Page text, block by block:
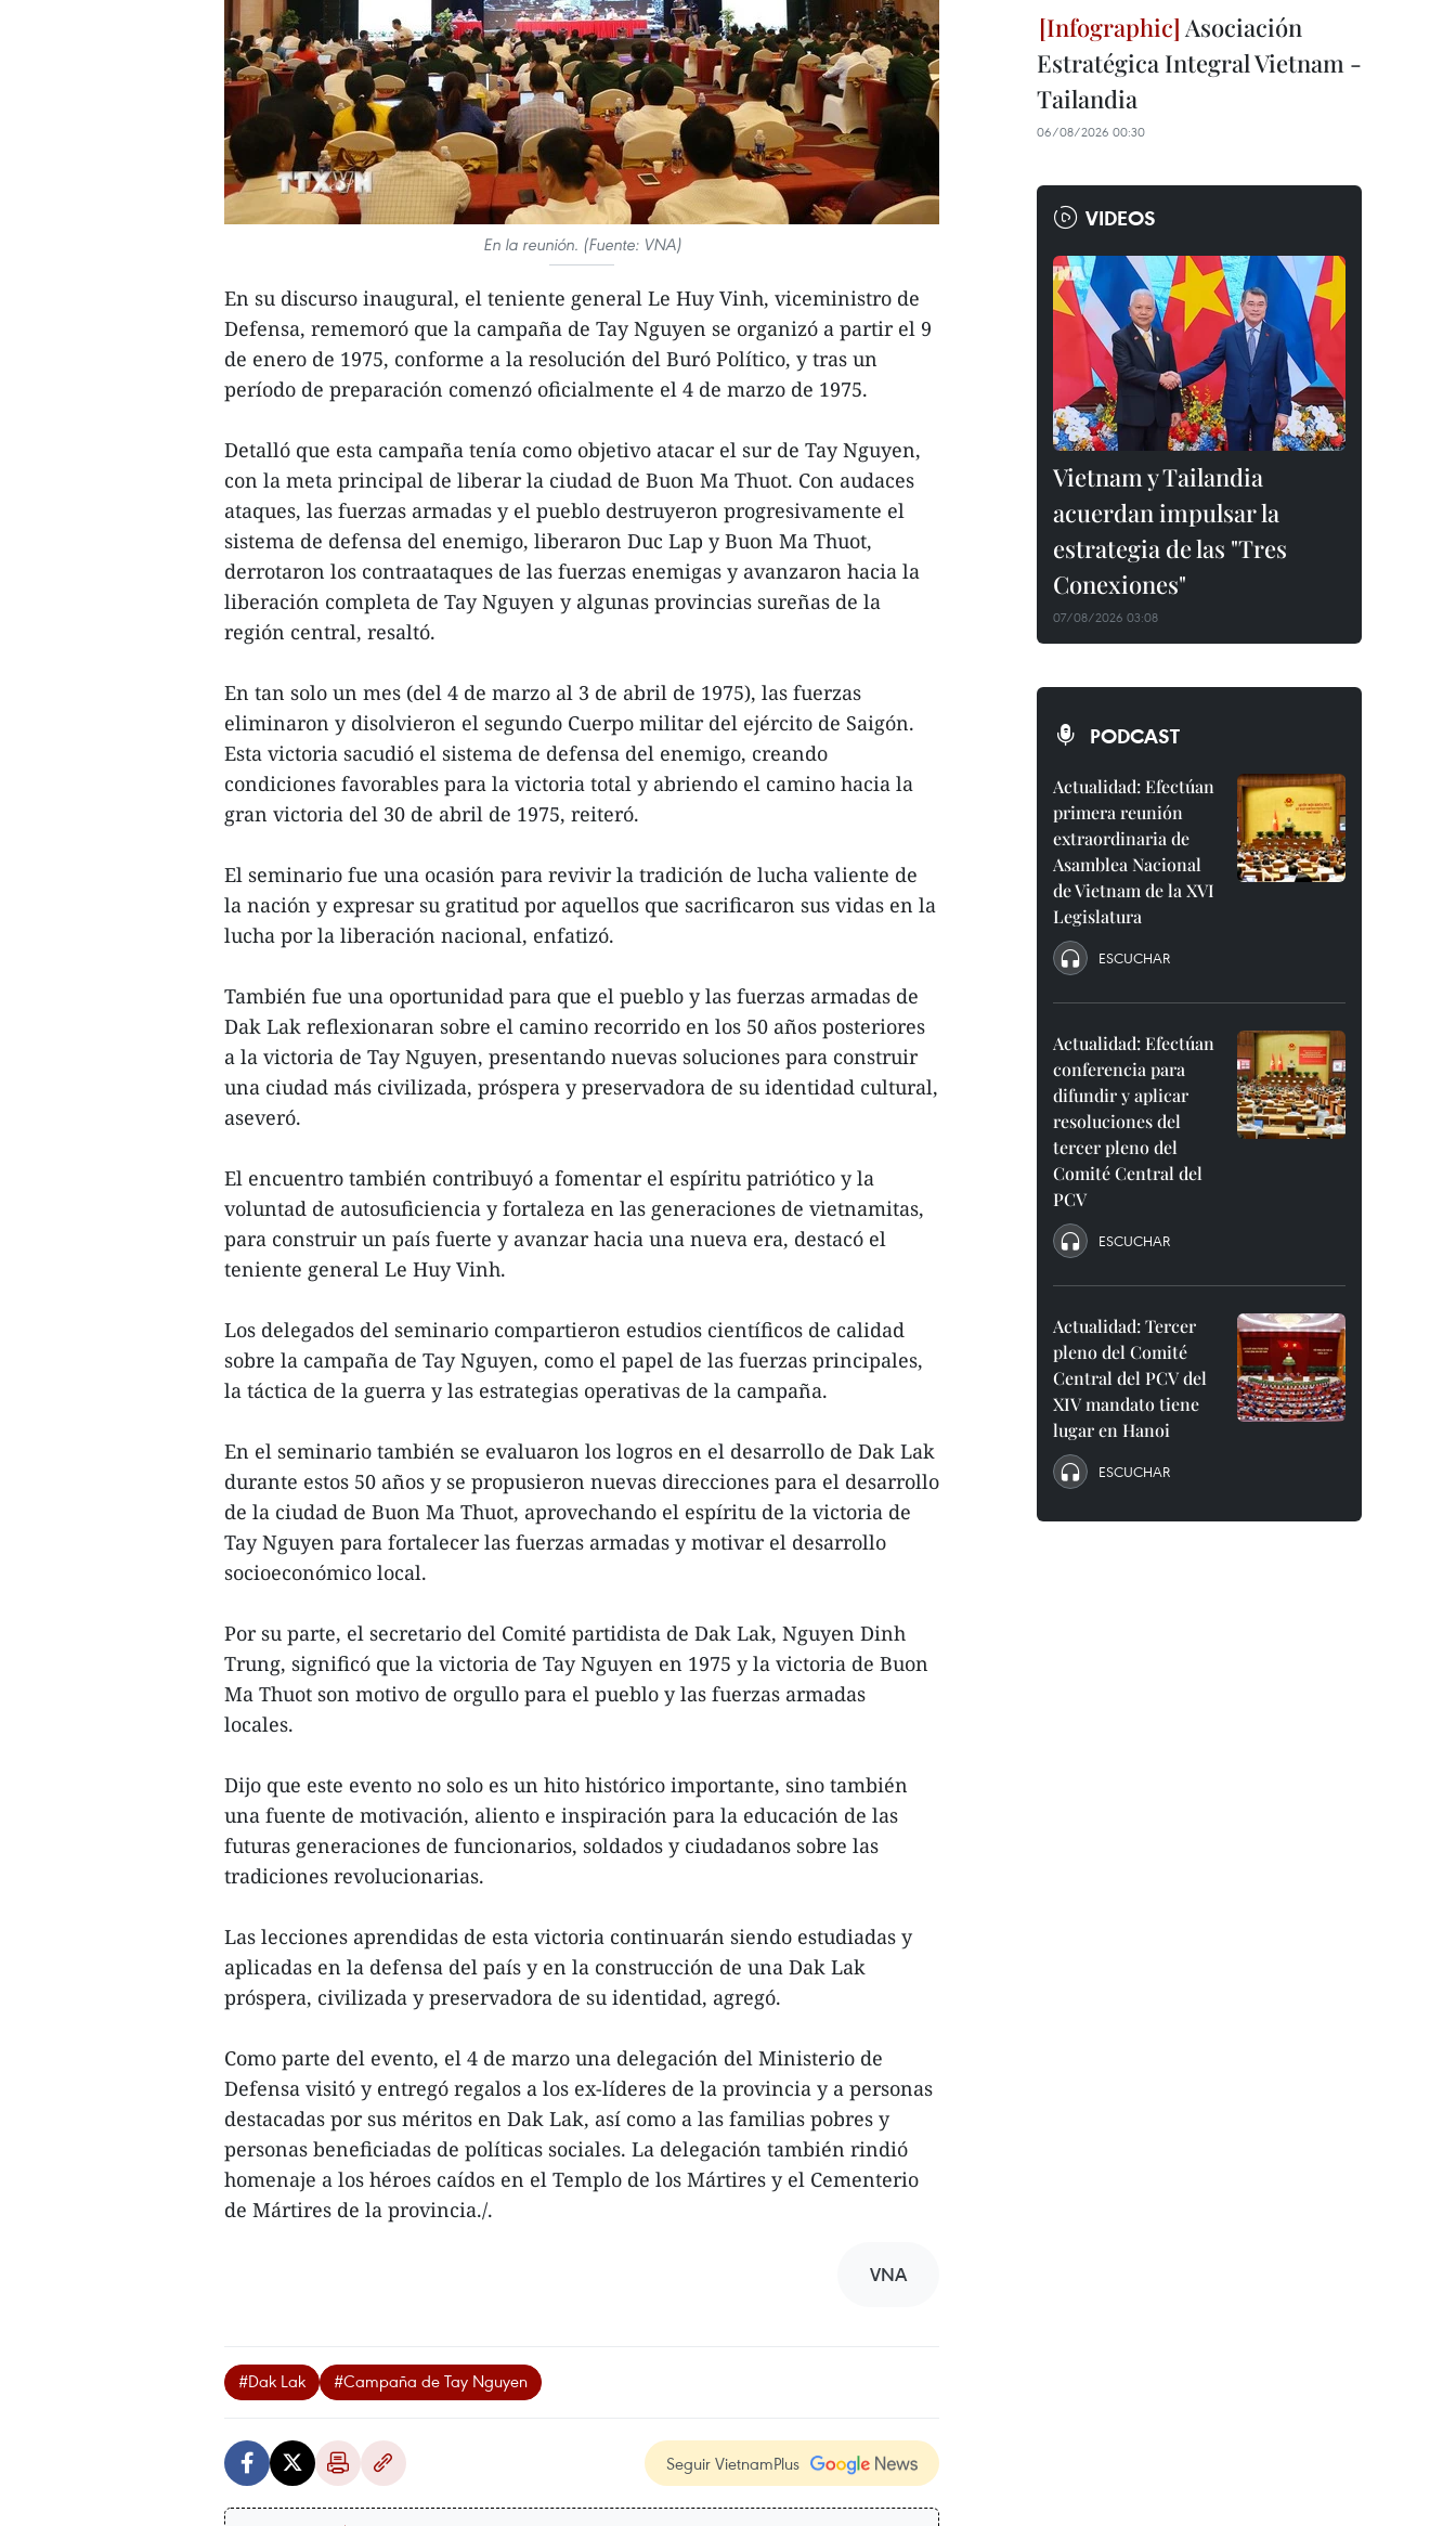
En la reunión. (Fuente: VNA)
En su discurso inaugural, el teniente general Le Huy Vinh, viceministro de
Defensa, rememoró que la campaña de Tay Nguyen se organizó a partir el 9
de enero de 1975, conforme a la resolución del Buró Político, y tras un
período de preparación comenzó oficialmente el 4 de marzo de 1975.
Detalló que esta campaña tenía como objetivo atacar el sur de Tay Nguyen,
con la meta principal de liberar la ciudad de Buon Ma Thuot. Con audaces
ataques, las fuerzas armadas y el pueblo destruyeron progresivamente el
sistema de defensa del enemigo, liberaron Duc Lap y Buon Ma Thuot,
derrotaron los contraataques de las fuerzas enemigas y avanzaron hacia la
liberación completa de Tay Nguyen y algunas provincias sureñas de la
región central, resaltó.
En tan solo un mes (del 4 de marzo al 3 de abril de 1975), las fuerzas
eliminaron y disolvieron el segundo Cuerpo militar del ejército de Saigón.
Esta victoria sacudió el sistema de defensa del enemigo, creando
condiciones favorables para la victoria total y abriendo el camino hacia la
gran victoria del 30 de abril de 1975, reiteró.
El seminario fue una ocasión para revivir la tradición de lucha valiente de
la nación y expresar su gratitud por aquellos que sacrificaron sus vidas en la
lucha por la liberación nacional, enfatizó.
También fue una oportunidad para que el pueblo y las fuerzas armadas de
Dak Lak reflexionaran sobre el camino recorrido en los 50 años posteriores
a la victoria de Tay Nguyen, presentando nuevas soluciones para construir
una ciudad más civilizada, próspera y preservadora de su identidad cultural,
aseveró.
El encuentro también contribuyó a fomentar el espíritu patriótico y la
voluntad de autosuficiencia y fortaleza en las generaciones de vietnamitas,
para construir un país fuerte y avanzar hacia una nueva era, destacó el
teniente general Le Huy Vinh.
Los delegados del seminario compartieron estudios científicos de calidad
sobre la campaña de Tay Nguyen, como el papel de las fuerzas principales,
la táctica de la guerra y las estrategias operativas de la campaña.
En el seminario también se evaluaron los logros en el desarrollo de Dak Lak
durante estos 50 años y se propusieron nuevas direcciones para el desarrollo
de la ciudad de Buon Ma Thuot, aprovechando el espíritu de la victoria de
Tay Nguyen para fortalecer las fuerzas armadas y motivar el desarrollo
socioeconómico local.
Por su parte, el secretario del Comité partidista de Dak Lak, Nguyen Dinh
Trung, significó que la victoria de Tay Nguyen en 1975 y la victoria de Buon
Ma Thuot son motivo de orgullo para el pueblo y las fuerzas armadas
locales.
Dijo que este evento no solo es un hito histórico importante, sino también
una fuente de motivación, aliento e inspiración para la educación de las
futuras generaciones de funcionarios, soldados y ciudadanos sobre las
tradiciones revolucionarias.
Las lecciones aprendidas de esta victoria continuarán siendo estudiadas y
aplicadas en la defensa del país y en la construcción de una Dak Lak
próspera, civilizada y preservadora de su identidad, agregó.
Como parte del evento, el 4 de marzo una delegación del Ministerio de
Defensa visitó y entregó regalos a los ex-líderes de la provincia y a personas
destacadas por sus méritos en Dak Lak, así como a las familias pobres y
personas beneficiadas de políticas sociales. La delegación también rindió
homenaje a los héroes caídos en el Templo de los Mártires y el Cementerio
de Mártires de la provincia./.
VNA
#Dak Lak #Campaña de Tay Nguyen
Seguir VietnamPlus
Asociación
Estratégica Integral Vietnam -
Tailandia
06/08/2026 00:30
VIDEOS
Vietnam y Tailandia
acuerdan impulsar la
estrategia de las "Tres
Conexiones"
07/08/2026 03:08
PODCAST
Actualidad: Efectúan
primera reunión
extraordinaria de
Asamblea Nacional
de Vietnam de la XVI
Legislatura
ESCUCHAR
Actualidad: Efectúan
conferencia para
difundir y aplicar
resoluciones del
tercer pleno del
Comité Central del
PCV
ESCUCHAR
Actualidad: Tercer
pleno del Comité
Central del PCV del
XIV mandato tiene
lugar en Hanoi
ESCUCHAR